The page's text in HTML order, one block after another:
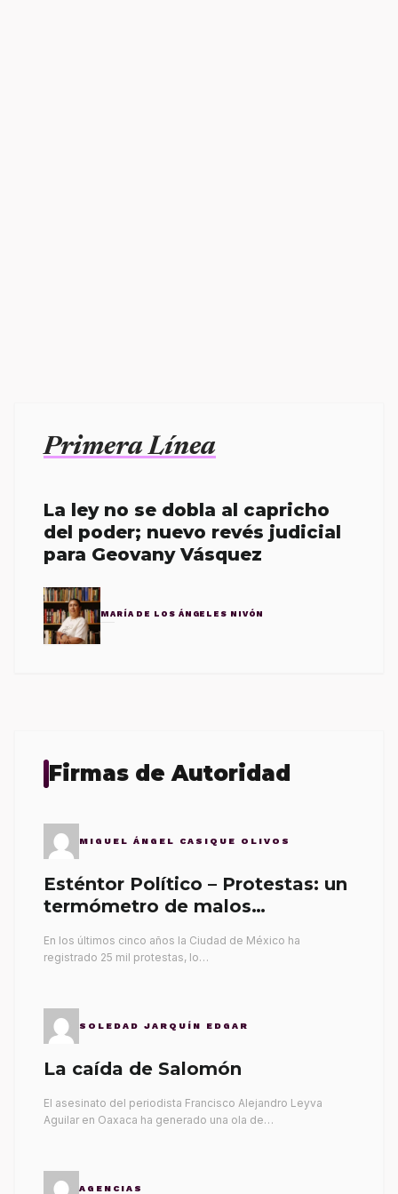
Primera Línea
La ley no se dobla al capricho
del poder; nuevo revés judicial
para Geovany Vásquez
MARÍA DE LOS ÁNGELES NIVÓN
Firmas de Autoridad
MIGUEL ÁNGEL CASIQUE OLIVOS
Esténtor Político – Protestas: un
termómetro de malos
En los últimos cinco años la Ciudad de México ha
registrado 25 mil protestas, lo…
SOLEDAD JARQUÍN EDGAR
La caída de Salomón
El asesinato del periodista Francisco Alejandro Leyva
Aguilar en Oaxaca ha generado una ola de…
AGENCIAS